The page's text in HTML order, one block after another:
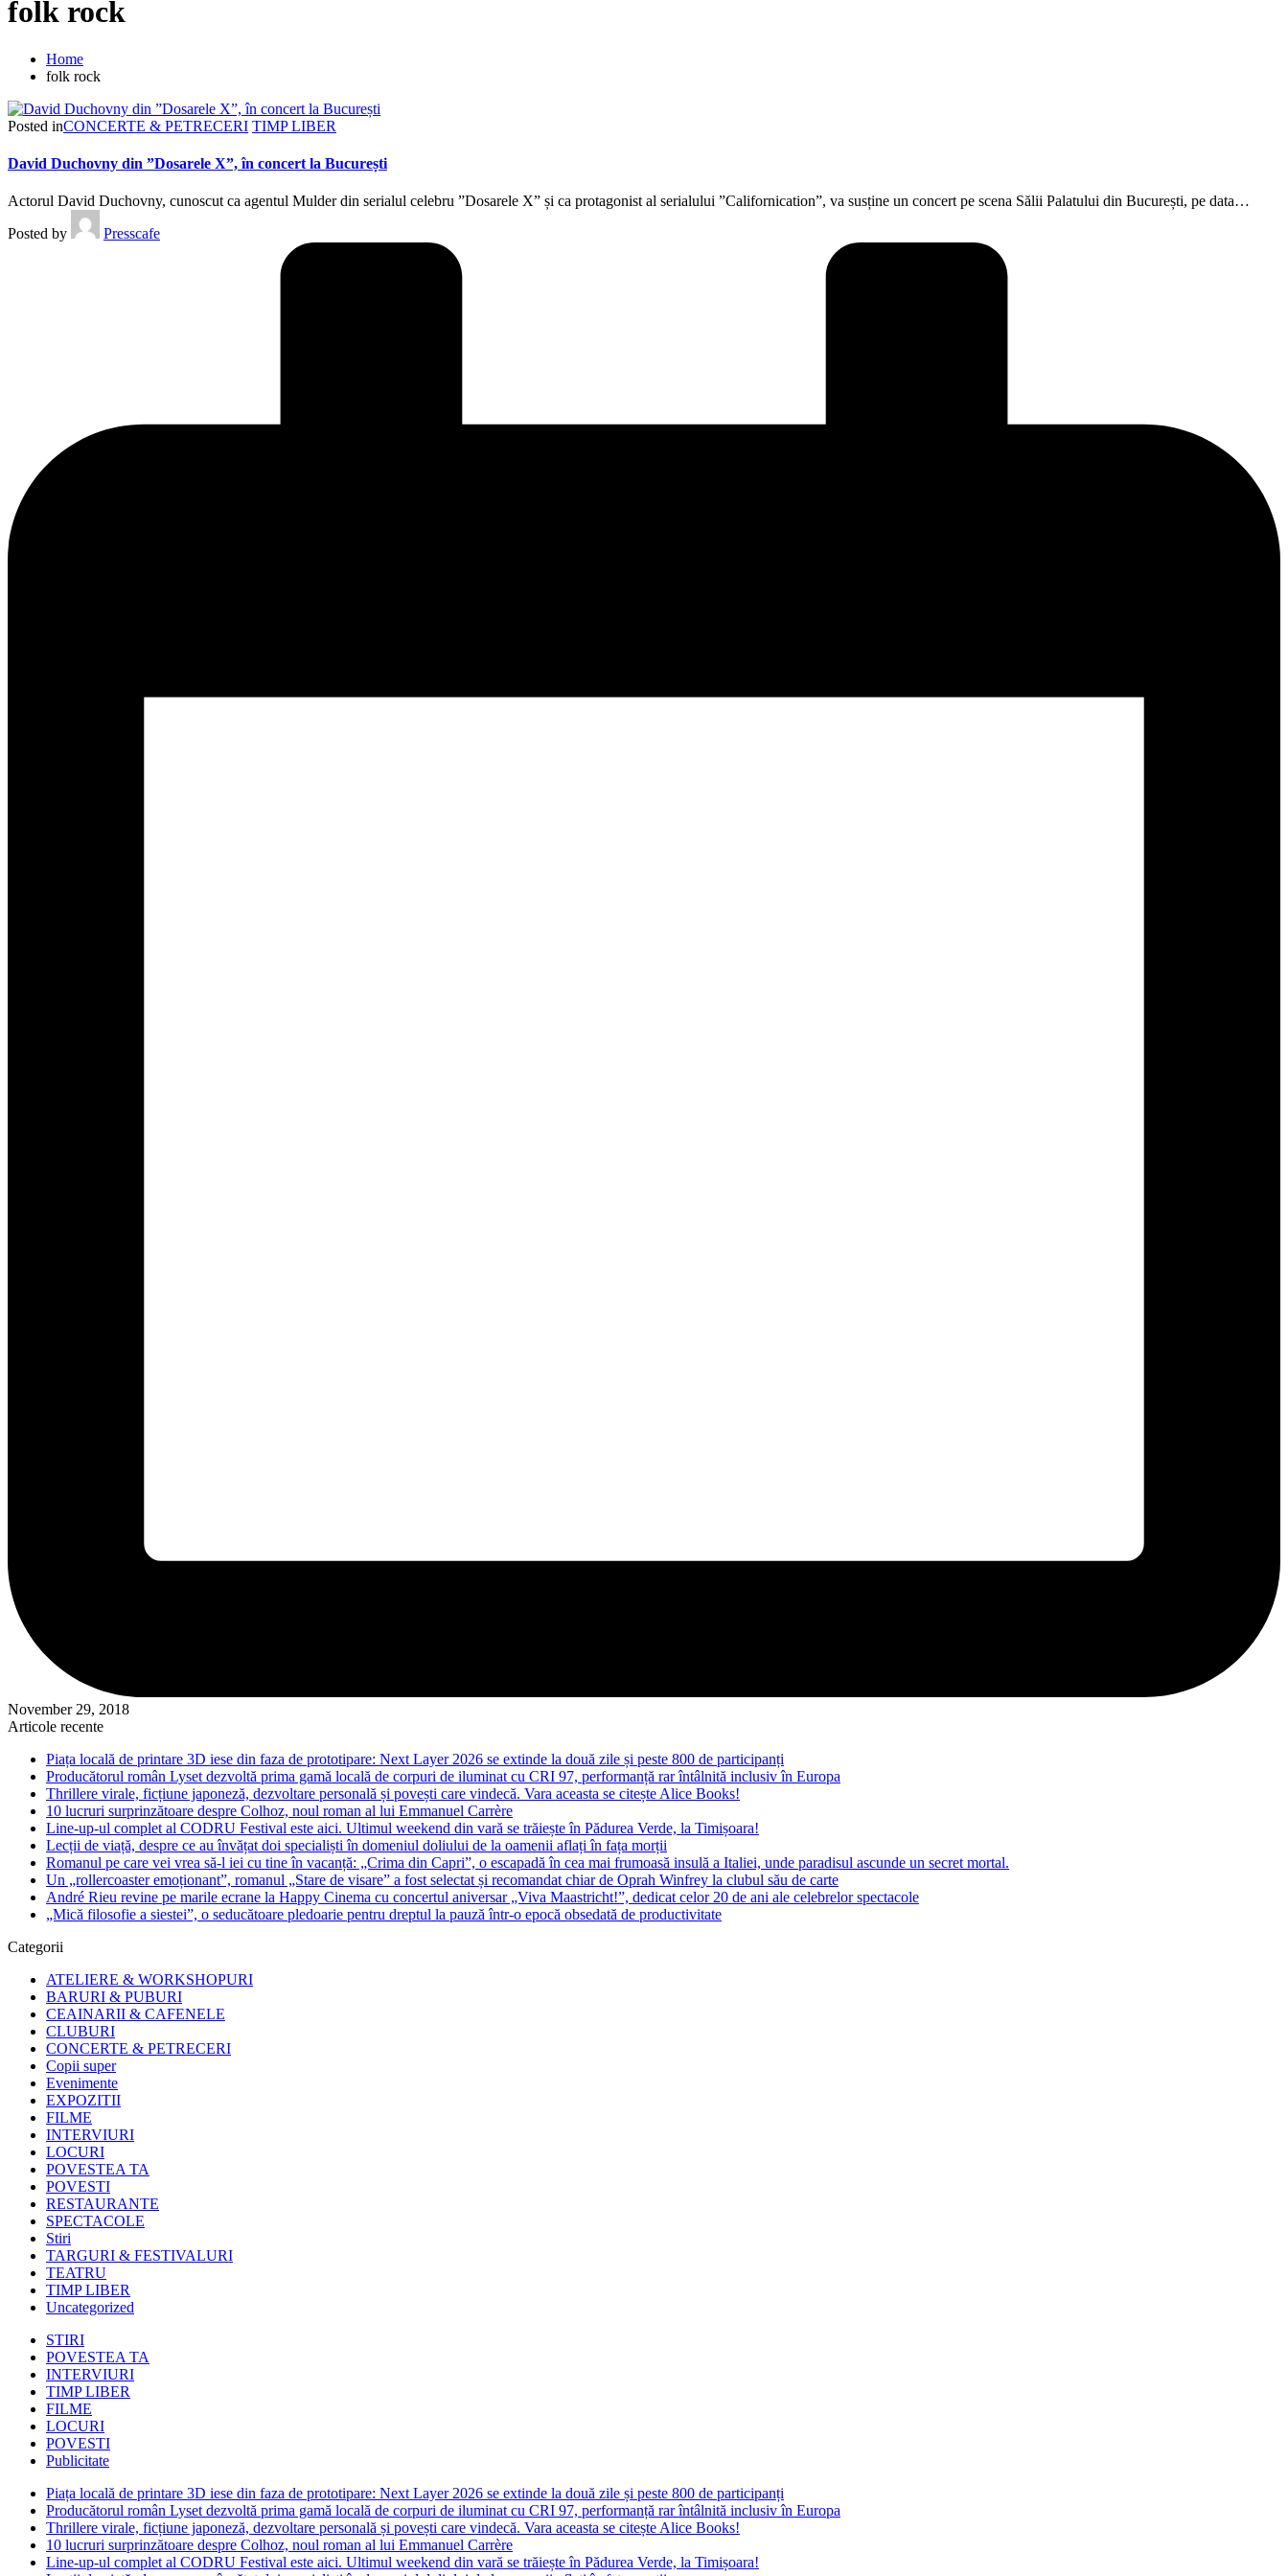
folk rock
Home
folk rock
Posted inCONCERTE & PETRECERI TIMP LIBER
David Duchovny din ”Dosarele X”, în concert la București
Actorul David Duchovny, cunoscut ca agentul Mulder din serialul celebru ”Dosarele X” și ca protagonist al serialului ”Californication”, va susține un concert pe scena Sălii Palatului din București, pe data…
Posted by
Presscafe
November 29, 2018
Articole recente
Piața locală de printare 3D iese din faza de prototipare: Next Layer 2026 se extinde la două zile și peste 800 de participanți
Producătorul român Lyset dezvoltă prima gamă locală de corpuri de iluminat cu CRI 97, performanță rar întâlnită inclusiv în Europa
Thrillere virale, ficțiune japoneză, dezvoltare personală și povești care vindecă. Vara aceasta se citește Alice Books!
10 lucruri surprinzătoare despre Colhoz, noul roman al lui Emmanuel Carrère
Line-up-ul complet al CODRU Festival este aici. Ultimul weekend din vară se trăiește în Pădurea Verde, la Timișoara!
Lecții de viață, despre ce au învățat doi specialiști în domeniul doliului de la oamenii aflați în fața morții
Romanul pe care vei vrea să-l iei cu tine în vacanță: „Crima din Capri”, o escapadă în cea mai frumoasă insulă a Italiei, unde paradisul ascunde un secret mortal.
Un „rollercoaster emoționant”, romanul „Stare de visare” a fost selectat și recomandat chiar de Oprah Winfrey la clubul său de carte
André Rieu revine pe marile ecrane la Happy Cinema cu concertul aniversar „Viva Maastricht!”, dedicat celor 20 de ani ale celebrelor spectacole
„Mică filosofie a siestei”, o seducătoare pledoarie pentru dreptul la pauză într-o epocă obsedată de productivitate
Categorii
ATELIERE & WORKSHOPURI
BARURI & PUBURI
CEAINARII & CAFENELE
CLUBURI
CONCERTE & PETRECERI
Copii super
Evenimente
EXPOZITII
FILME
INTERVIURI
LOCURI
POVESTEA TA
POVESTI
RESTAURANTE
SPECTACOLE
Stiri
TARGURI & FESTIVALURI
TEATRU
TIMP LIBER
Uncategorized
STIRI
POVESTEA TA
INTERVIURI
TIMP LIBER
FILME
LOCURI
POVESTI
Publicitate
Piața locală de printare 3D iese din faza de prototipare: Next Layer 2026 se extinde la două zile și peste 800 de participanți
Producătorul român Lyset dezvoltă prima gamă locală de corpuri de iluminat cu CRI 97, performanță rar întâlnită inclusiv în Europa
Thrillere virale, ficțiune japoneză, dezvoltare personală și povești care vindecă. Vara aceasta se citește Alice Books!
10 lucruri surprinzătoare despre Colhoz, noul roman al lui Emmanuel Carrère
Line-up-ul complet al CODRU Festival este aici. Ultimul weekend din vară se trăiește în Pădurea Verde, la Timișoara!